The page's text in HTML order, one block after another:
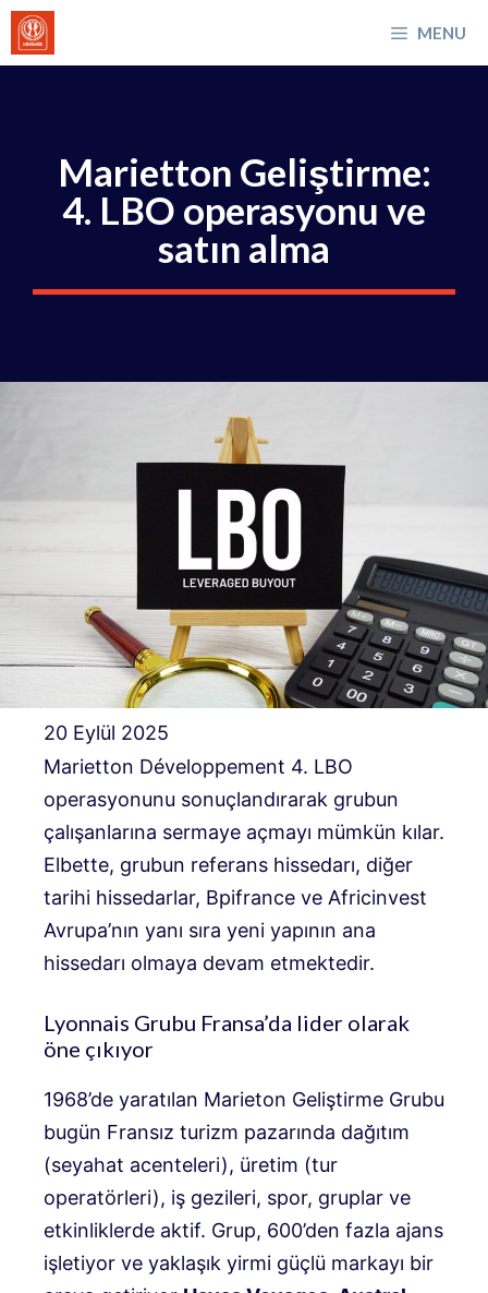
İçeriğe
atla
MENU
Marietton Geliştirme:
4. LBO operasyonu ve
satın alma
20 Eylül 2025
Marietton Développement 4. LBO
operasyonunu sonuçlandırarak grubun
çalışanlarına sermaye açmayı mümkün kılar.
Elbette, grubun referans hissedarı, diğer
tarihi hissedarlar, Bpifrance ve Africinvest
Avrupa’nın yanı sıra yeni yapının ana
hissedarı olmaya devam etmektedir.
Lyonnais Grubu Fransa’da lider olarak
öne çıkıyor
1968’de yaratılan Marieton Geliştirme Grubu
bugün Fransız turizm pazarında dağıtım
(seyahat acenteleri), üretim (tur
operatörleri), iş gezileri, spor, gruplar ve
etkinliklerde aktif. Grup, 600’den fazla ajans
işletiyor ve yaklaşık yirmi güçlü markayı bir